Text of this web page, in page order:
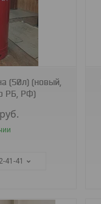
(50л) (новый,
РБ, РФ)
руб.
41-41